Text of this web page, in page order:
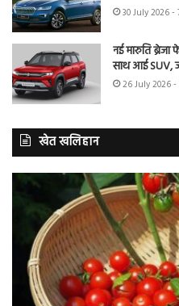
30 July 2026 -
नई मारुति
साथ आई SUV,
26 July 2026 -
खेत खलिहान